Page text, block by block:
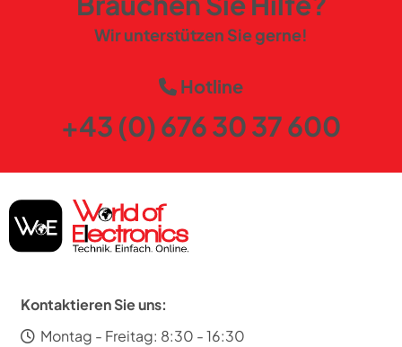
Wir unterstützen Sie gerne!
Hotline
+43 (0) 676 30 37 600
Kontaktieren Sie uns:
Montag - Freitag: 8:30 - 16:30